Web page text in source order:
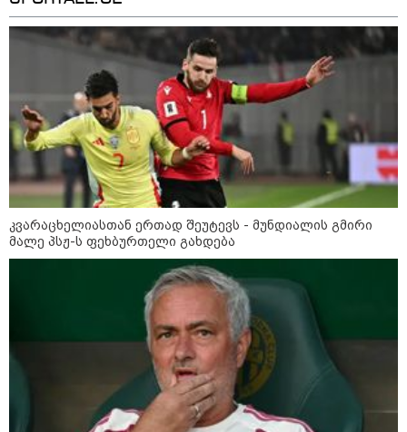
კვარაცხელიასთან ერთად შეუტევს - მუნდიალის გმირი
მალე პსჟ-ს ფეხბურთელი გახდება